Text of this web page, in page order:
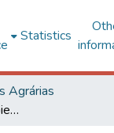
Statistics
Agrárias
Interação genótipo x ambiente para produção de leite, gordura e proteína utilizando modelos de normas de reação em bovinos Guzerá